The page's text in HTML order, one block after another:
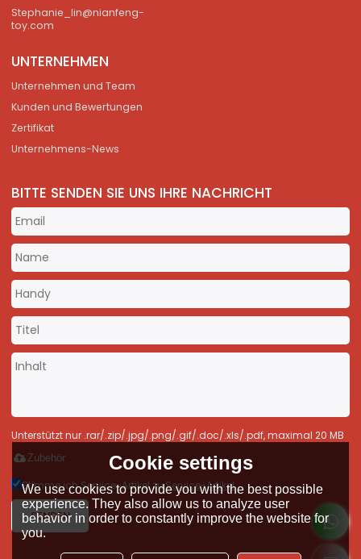
Stephanie_lin@nianfeng-
toy.com
UNTERNEHMEN
Unternehmen und Team
Kunden und Bewertungen
Zertifikat
Unternehmens-News
BITTE SENDEN SIE UNS IHRE NACHRICHT
Unterstützt nur .rar/.zip/.jpg/.png/.gif/.doc/.xls/.pdf, maximal 20 MB
Zubehör
Stimme ich Service-Artikel zu,Service-Artikel
SENDEN
Cookie settings
We use cookies to provide you with the best possible
experience. They also allow us to analyze user
behavior in order to constantly improve the website for
you.